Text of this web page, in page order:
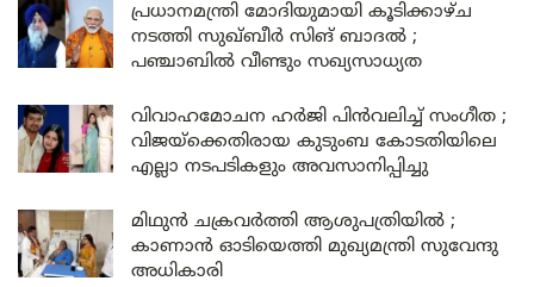
പ്രധാനമന്ത്രി മോദിയുമായി കൂടിക്കാഴ്ച
നടത്തി സുഖ്ബീർ സിങ് ബാദൽ ;
പഞ്ചാബിൽ വീണ്ടും സഖ്യസാധ്യത
വിവാഹമോചന ഹർജി പിൻവലിച്ച് സംഗീത ;
വിജയ്ക്കെതിരായ കുടുംബ കോടതിയിലെ
എല്ലാ നടപടികളും അവസാനിപ്പിച്ചു
മിഥുൻ ചക്രവർത്തി ആശുപത്രിയിൽ ;
കാണാൻ ഓടിയെത്തി മുഖ്യമന്ത്രി സുവേന്ദു
അധികാരി